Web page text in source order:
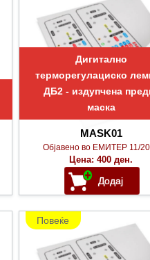
Дигитално
терморегулациско
ДБ2 - издупчена
маска
MASK01
Објавено во ЕМИТЕР 11/
Цена: 400 ден.
Повеќе